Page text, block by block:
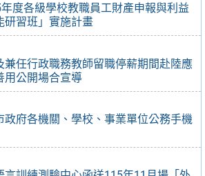
度各級學校教職員工財產申報與利益
研習班」實施計畫
兼任行政職務教師留職停薪期間赴陸應
用公開場合宣導
政府各機關、學校、事業單位公務手機